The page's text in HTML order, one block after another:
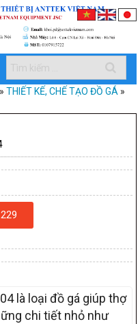
» THIẾT KẾ, CHẾ TẠO ĐỒ GÁ »
là loại đồ gá giúp thợ
chi tiết nhỏ như